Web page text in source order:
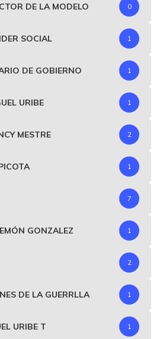
DE LA MODELO 0
SOCIAL 1
DE GOBIERNO 1
URIBE 1
MESTRE 2
1
7
GONZALEZ 1
2
DE LA GUERRLLA 1
URIBE T 1